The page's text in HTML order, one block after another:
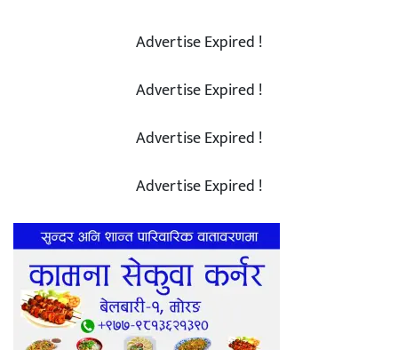
Advertise Expired !
Advertise Expired !
Advertise Expired !
Advertise Expired !